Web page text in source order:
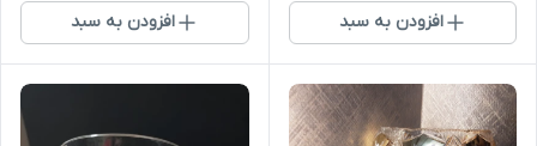
افزودن به سبد افزودن به سبد